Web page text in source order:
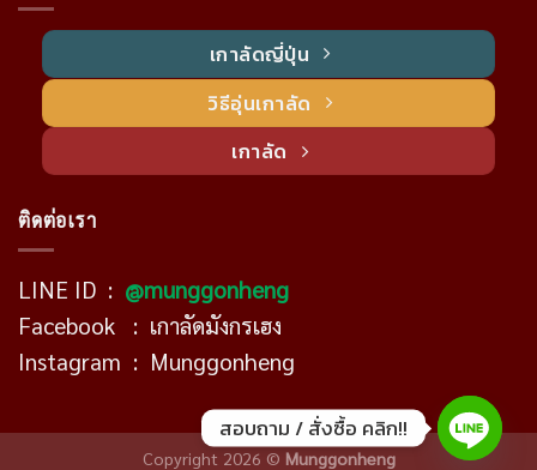
เกาลัดญี่ปุ่น
วิธีอุ่นเกาลัด
เกาลัด
ติดต่อเรา
LINE ID : @munggonheng
Facebook : เกาลัดมังกรเฮง
Instagram : Munggonheng
Copyright 2026 © Munggonheng
สอบถาม / สั่งซื้อ คลิก!!